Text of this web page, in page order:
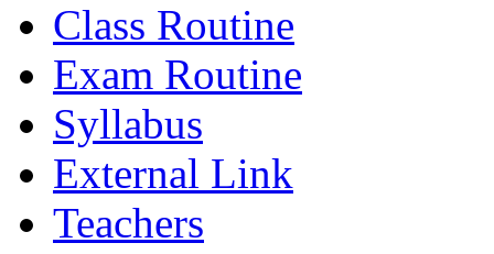
Class Routine
Exam Routine
Syllabus
External Link
Teachers